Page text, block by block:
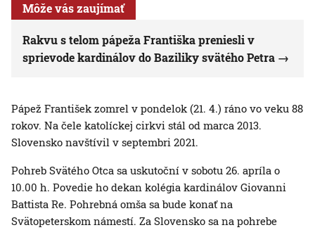
Môže vás zaujímať
Rakvu s telom pápeža Františka preniesli v
sprievode kardinálov do Baziliky svätého Petra
Pápež František zomrel v pondelok (21. 4.) ráno vo veku 88
rokov. Na čele katolíckej cirkvi stál od marca 2013.
Slovensko navštívil v septembri 2021.
Pohreb Svätého Otca sa uskutoční v sobotu 26. apríla o
10.00 h. Povedie ho dekan kolégia kardinálov Giovanni
Battista Re. Pohrebná omša sa bude konať na
Svätopeterskom námestí. Za Slovensko sa na pohrebe